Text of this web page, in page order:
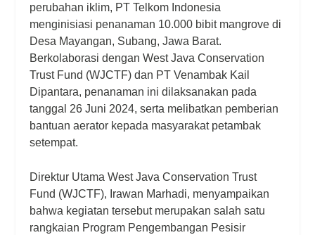
perubahan iklim, PT Telkom Indonesia
menginisiasi penanaman 10.000 bibit mangrove di
Desa Mayangan, Subang, Jawa Barat.
Berkolaborasi dengan West Java Conservation
Trust Fund (WJCTF) dan PT Venambak Kail
Dipantara, penanaman ini dilaksanakan pada
tanggal 26 Juni 2024, serta melibatkan pemberian
bantuan aerator kepada masyarakat petambak
setempat.
Direktur Utama West Java Conservation Trust
Fund (WJCTF), Irawan Marhadi, menyampaikan
bahwa kegiatan tersebut merupakan salah satu
rangkaian Program Pengembangan Pesisir